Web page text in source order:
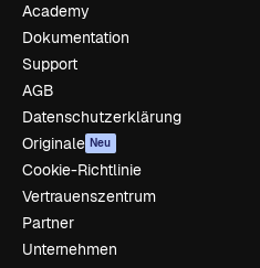
Academy
Dokumentation
Support
AGB
Datenschutzerklärung
Originale Neu
Cookie-Richtlinie
Vertrauenszentrum
Partner
Unternehmen